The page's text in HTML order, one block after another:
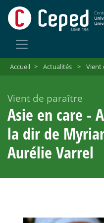
Accueil > Actualités > Vient
Vient de paraître
Asie en care -
la dir de
Aurélie Varrel